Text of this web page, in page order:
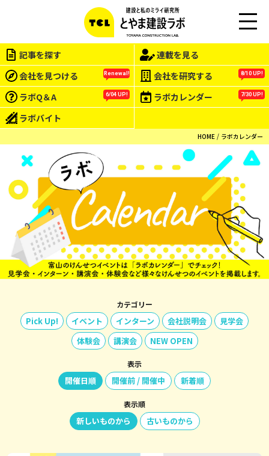
EN
記事を探す
連載を見る
会社を見つける
Renewal! 会社を研究する 8/10 UP!
ラボQ＆A 6/04 UP! ラボカレンダー 7/30 UP!
ラボバイト
HOME ラボカレンダー
カテゴリー
Pick Up! イベント インターン 会社説明会
見学会
体験会
講演会 NEW OPEN
表示
開催日順 開催前 / 開催中 新着順
表示順
新しいものから 古いものから